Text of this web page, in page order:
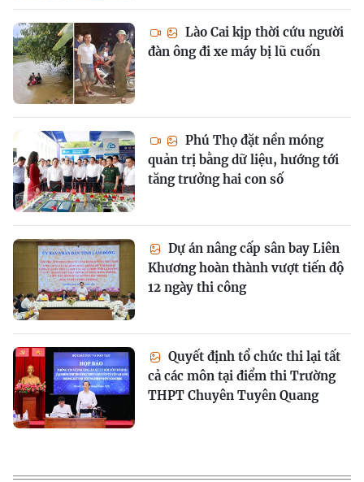
Lào Cai kịp thời cứu người
đàn ông đi xe máy bị lũ cuốn
Phú Thọ đặt nền móng
quản trị bằng dữ liệu, hướng tới
tăng trưởng hai con số
Dự án nâng cấp sân bay Liên
Khương hoàn thành vượt tiến độ
12 ngày thi công
Quyết định tổ chức thi lại tất
cả các môn tại điểm thi Trường
THPT Chuyên Tuyên Quang